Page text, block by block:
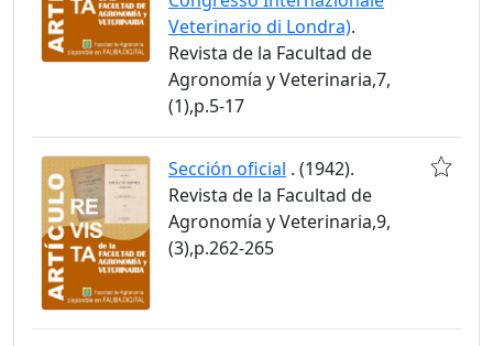
Veterinario di Londra).
Revista de la Facultad de
Agronomía y Veterinaria,7,
(1),p.5-17
Sección oficial . (1942).
Revista de la Facultad de
Agronomía y Veterinaria,9,
(3),p.262-265